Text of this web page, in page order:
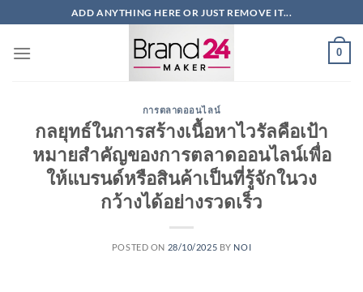
ไป
ADD ANYTHING HERE OR JUST REMOVE IT...
0
การตลาดออนไลน์
กลยุทธ์ในการสร้างเนื้อหาไวรัลคือเป้า
หมายสำคัญของการตลาดออนไลน์เพื่อ
ให้แบรนด์หรือสินค้าเป็นที่รู้จักในวง
กว้างได้อย่างรวดเร็ว
POSTED ON 28/10/2025 BY NOI